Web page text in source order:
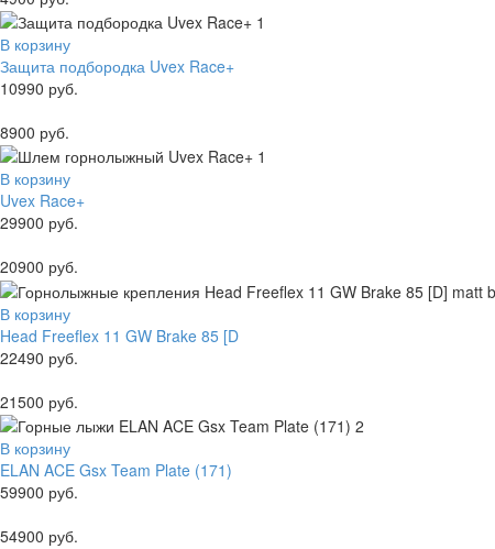
В корзину
Защита подбородка Uvex Race+
10990 руб.
8900 руб.
В корзину
Uvex Race+
29900 руб.
20900 руб.
В корзину
Head Freeflex 11 GW Brake 85 [D
22490 руб.
21500 руб.
В корзину
ELAN ACE Gsx Team Plate (171)
59900 руб.
54900 руб.